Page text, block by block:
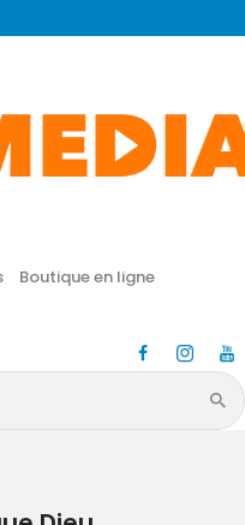
Boutique en ligne
JESUS !
ligne